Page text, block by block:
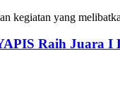
kegiatan yang
Raih Juara